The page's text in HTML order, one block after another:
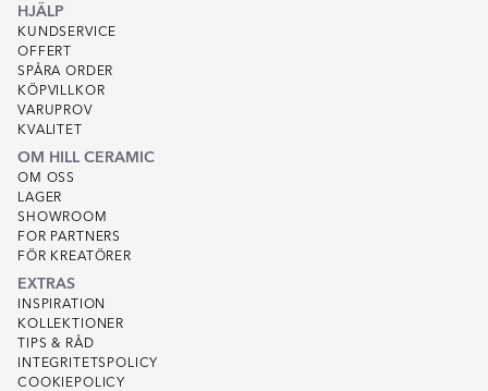
HJÄLP
KUNDSERVICE
OFFERT
SPÅRA ORDER
KÖPVILLKOR
VARUPROV
KVALITET
OM HILL CERAMIC
OM OSS
LAGER
SHOWROOM
FOR PARTNERS
FÖR KREATÖRER
EXTRAS
INSPIRATION
KOLLEKTIONER
TIPS & RÅD
INTEGRITETSPOLICY
COOKIEPOLICY